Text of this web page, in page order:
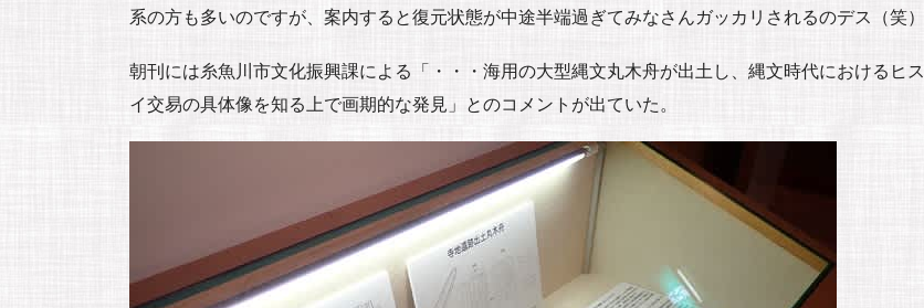
系の方も多いのですが、案内すると復元状態が中途半端過ぎてみなさんガッカリされるのデス（笑）
朝刊には糸魚川市文化振興課による「・・・海用の大型縄文丸木舟が出土し、縄文時代におけるヒス
イ交易の具体像を知る上で画期的な発見」とのコメントが出ていた。